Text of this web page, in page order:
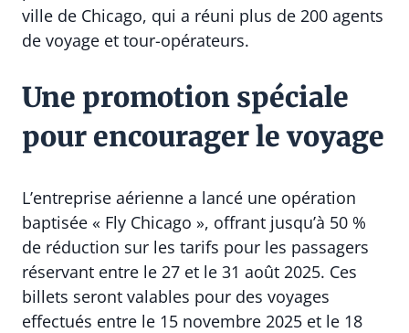
ville de Chicago, qui a réuni plus de 200 agents
de voyage et tour-opérateurs.
Une promotion spéciale
pour encourager le voyage
L’entreprise aérienne a lancé une opération
baptisée « Fly Chicago », offrant jusqu’à 50 %
de réduction sur les tarifs pour les passagers
réservant entre le 27 et le 31 août 2025. Ces
billets seront valables pour des voyages
effectués entre le 15 novembre 2025 et le 18